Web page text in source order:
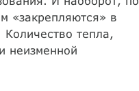
«закрепляются» в
тепла,
неизменной